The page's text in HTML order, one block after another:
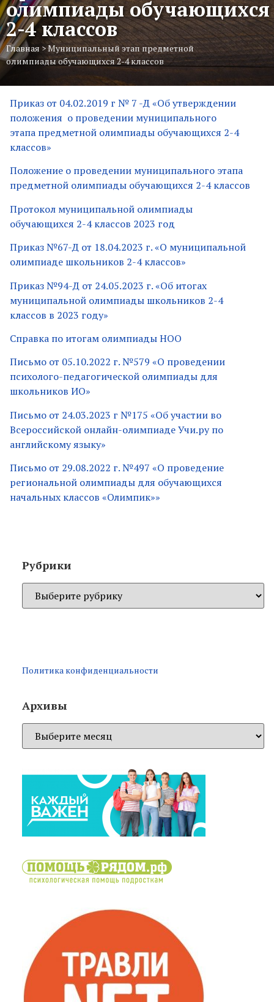
олимпиады обучающихся
2-4 классов
Главная >Муниципальный этап предметной
олимпиады обучающихся 2-4 классов
Приказ от 04.02.2019 г № 7 -Д «Об утверждении
положения о проведении муниципального
этапа предметной олимпиады обучающихся 2-4
классов»
Положение о проведении муниципального этапа
предметной олимпиады обучающихся 2-4 классов
Протокол муниципальной олимпиады
обучающихся 2-4 классов 2023 год
Приказ №67-Д от 18.04.2023 г. «О муниципальной
олимпиаде школьников 2-4 классов»
Приказ №94-Д от 24.05.2023 г. «Об итогах
муниципальной олимпиады школьников 2-4
классов в 2023 году»
Справка по итогам олимпиады НОО
Письмо от 05.10.2022 г. №579 «О проведении
психолого-педагогической олимпиады для
школьников ИО»
Письмо от 24.03.2023 г №175 «Об участии во
Всероссийской онлайн-олимпиаде Учи.ру по
английскому языку»
Письмо от 29.08.2022 г. №497 «О проведение
региональной олимпиады для обучающихся
начальных классов «Олимпик»»
Рубрики
Политика конфиденциальности
Архивы